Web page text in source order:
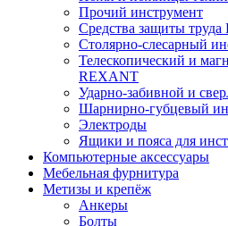
Прочий инструмент
Средства защиты труда
Столярно-слесарный
Телескопический и
REXANT
Ударно-забивной и
Шарнирно-губцевый
Электроды
Ящики и пояса для
Компьютерные аксессуары
Мебельная фурнитура
Метизы и крепёж
Анкеры
Болты